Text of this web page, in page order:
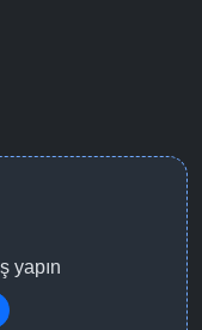
yapın